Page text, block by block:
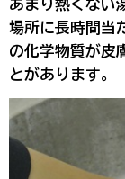
あまり熱くない
場所に長時間当
の化学物質が皮
とがあります。